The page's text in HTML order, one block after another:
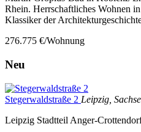
Rhein. Herrschaftliches Wohnen
Klassiker der
276.775 €/Wohnung
Neu
Stegerwaldstraße 2 Leipzig,
Leipzig Stadtteil Anger-